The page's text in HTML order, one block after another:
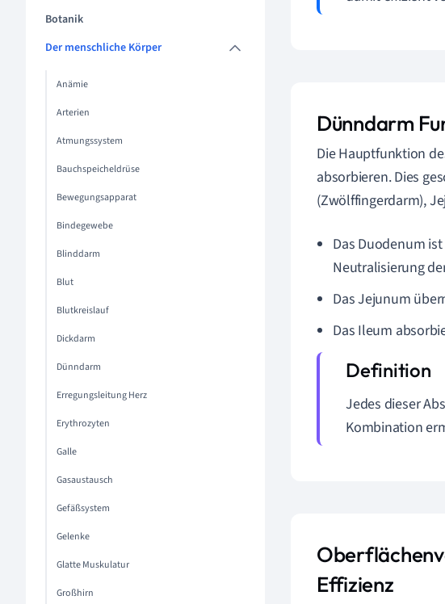
Botanik
Der menschliche Körper
Anämie
Arterien
Atmungssystem
Bauchspeicheldrüse
Bewegungsapparat
Bindegewebe
Blinddarm
Blut
Blutkreislauf
Dickdarm
Dünndarm
Erregungsleitung Herz
Erythrozyten
Galle
Gasaustausch
Gefäßsystem
Gelenke
Glatte Muskulatur
Großhirn
Dünndarm
Die Hauptfunktion
absorbieren. Dies
(Zwölffingerdarm),
Das Duodenum
Neutralisierung
Das Jejunum
Das Ileum
Jedes dieser
Kombination
Effizienz